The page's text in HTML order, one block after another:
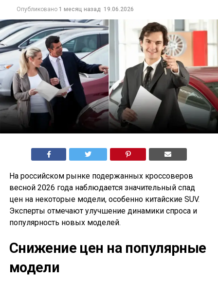
Опубликовано 1 месяц назад 19.06.2026
На российском рынке подержанных кроссоверов
весной 2026 года наблюдается значительный спад
цен на некоторые модели, особенно китайские SUV.
Эксперты отмечают улучшение динамики спроса и
популярность новых моделей.
Снижение цен на популярные
модели